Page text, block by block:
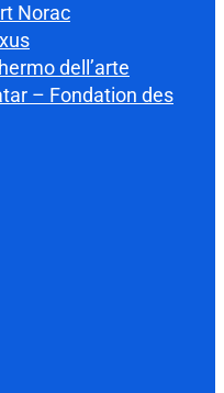
Norac
dell’arte
– Fondation des